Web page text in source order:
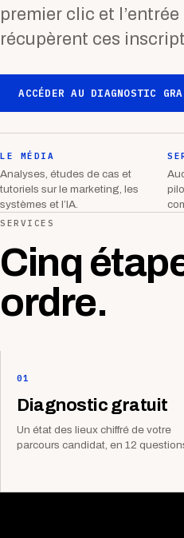
premier clic et
récupèrent ces
ACCÉDER AU DIAGNOSTIC
LE MÉDIA
Analyses, études de cas et
tutoriels sur le marketing, les
systèmes et l’IA.
SERVICES
Cinq
ordre.
01
Diagnostic gratuit
Un état des lieux chiffré de votre
parcours candidat, en 12